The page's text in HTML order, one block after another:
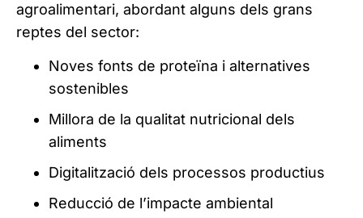
agroalimentari, abordant alguns dels grans
reptes del sector:
Noves fonts de proteïna i alternatives
sostenibles
Millora de la qualitat nutricional dels
aliments
Digitalització dels processos productius
Reducció de l’impacte ambiental